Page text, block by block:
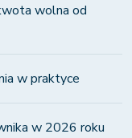
wolna od
w praktyce
w 2026 roku